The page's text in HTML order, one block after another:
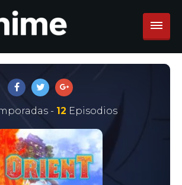
- 12 Episodios